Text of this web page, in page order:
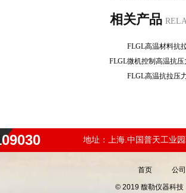
相关产品
FLGL高温材料
FLGL微机控制高温抗
FLGL高温抗拉
地址：上海.中国普天工业
首页 公
© 2019 馥勒仪器科技